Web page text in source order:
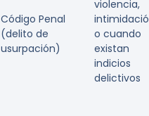
Código Penal
(delito de
usurpación)
violencia,
o cuando
existan
indicios
delictivos